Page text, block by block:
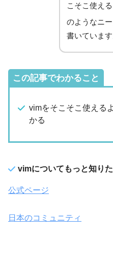
こそこ使え
のようなニ
書いています
この記事でわかること
vimをそこそこ使える
かる
vimについてもっと知り
公式ページ
日本のコミュニティ